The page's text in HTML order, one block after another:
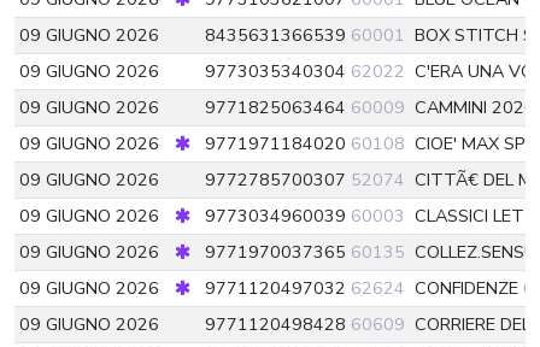
09 GIUGNO 2026
8435631366539 60001 BOX STITCH
09 GIUGNO 2026
9773035340304 62022 C'ERA UNA
09 GIUGNO 2026
9771825063464 60009 CAMMINI 2026
09 GIUGNO 2026
9771971184020 60108 CIOE' MAX
09 GIUGNO 2026
9772785700307 52074 CITTÃ€ DEL
09 GIUGNO 2026
9773034960039 60003 CLASSICI
09 GIUGNO 2026
9771970037365 60135
09 GIUGNO 2026
9771120497032 62624 CONFIDENZE
09 GIUGNO 2026
9771120498428 60609 CORRIERE